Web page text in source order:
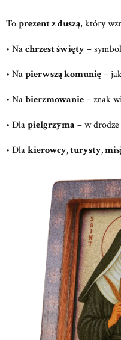
To prezent z duszą, który
• Na chrzest święty –
• Na pierwszą komunię –
• Na bierzmowanie – znak
• Dla pielgrzyma – w
• Dla kierowcy, turysty,